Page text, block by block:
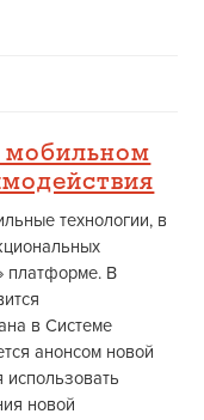
мобильном
технологии, в
платформе. В
в Системе
анонсом новой
новой